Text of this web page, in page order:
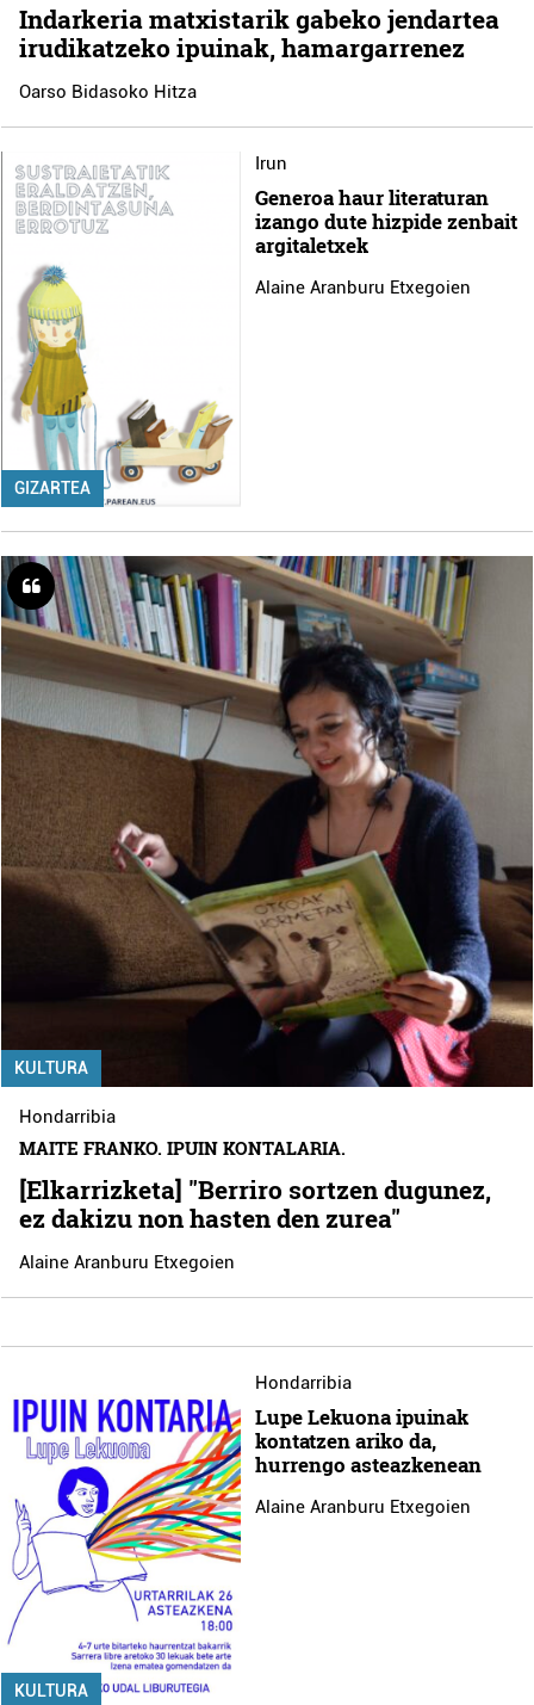
Indarkeria matxistarik gabeko jendartea
irudikatzeko ipuinak, hamargarrenez
Oarso Bidasoko Hitza
GIZARTEA
Irun
Generoa haur literaturan
izango dute hizpide zenbait
argitaletxek
Alaine Aranburu Etxegoien
KULTURA
Hondarribia
MAITE FRANKO. IPUIN KONTALARIA.
[Elkarrizketa] "Berriro sortzen dugunez,
ez dakizu non hasten den zurea"
Alaine Aranburu Etxegoien
KULTURA
Hondarribia
Lupe Lekuona ipuinak
kontatzen ariko da,
hurrengo asteazkenean
Alaine Aranburu Etxegoien